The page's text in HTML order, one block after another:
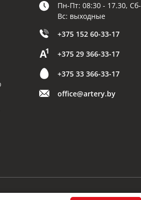
Пн-Пт: 08:30 - 17.30, Сб-
Вс: выходные
+375 152 60-33-17
+375 29 366-33-17
+375 33 366-33-17
office@artery.by